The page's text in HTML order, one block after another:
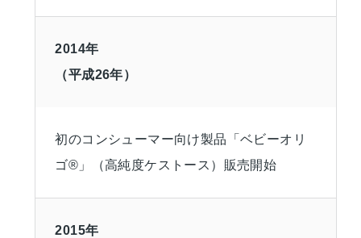
2014年
（平成26年）
初のコンシューマー向け製品「ベビーオリ
ゴ®」（高純度ケストース）販売開始
2015年